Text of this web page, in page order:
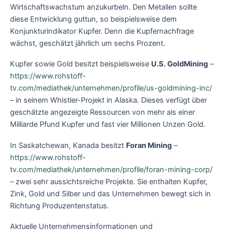
Wirtschaftswachstum anzukurbeln. Den Metallen sollte
diese Entwicklung guttun, so beispielsweise dem
Konjunkturindikator Kupfer. Denn die Kupfernachfrage
wächst, geschätzt jährlich um sechs Prozent.
Kupfer sowie Gold besitzt beispielsweise U.S. GoldMining –
https://www.rohstoff-
tv.com/mediathek/unternehmen/profile/us-goldmining-inc/
– in seinem Whistler-Projekt in Alaska. Dieses verfügt über
geschätzte angezeigte Ressourcen von mehr als einer
Milliarde Pfund Kupfer und fast vier Millionen Unzen Gold.
In Saskatchewan, Kanada besitzt Foran Mining –
https://www.rohstoff-
tv.com/mediathek/unternehmen/profile/foran-mining-corp/
– zwei sehr aussichtsreiche Projekte. Sie enthalten Kupfer,
Zink, Gold und Silber und das Unternehmen bewegt sich in
Richtung Produzentenstatus.
Aktuelle Unternehmensinformationen und